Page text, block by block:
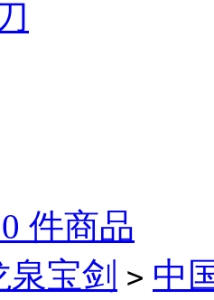
件商品
泉宝剑 > 中